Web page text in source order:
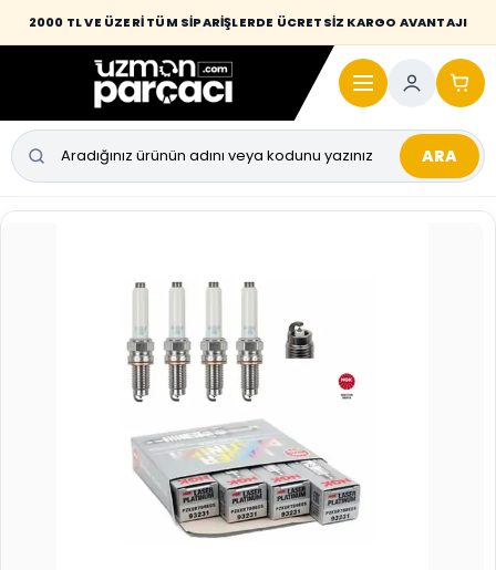
2000 TL VE ÜZERİ TÜM SİPARİŞLERDE ÜCRETSİZ KARGO AVANTAJI
Desi / hacim sınırını aşan kaporta parçalarında taşıma bedeli alıcıya
yansıtılmaktadır.
ARA